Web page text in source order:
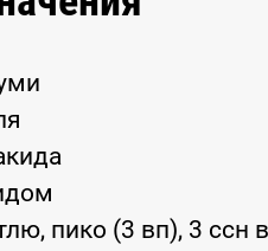
пико (3 вп), 3 ссн